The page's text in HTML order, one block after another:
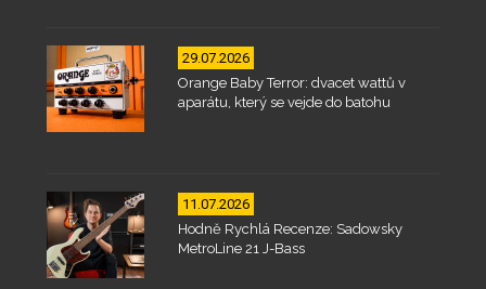
29.07.2026
Orange Baby Terror: dvacet wattů v
aparátu, který se vejde do batohu
11.07.2026
Hodně Rychlá Recenze: Sadowsky
MetroLine 21 J-Bass